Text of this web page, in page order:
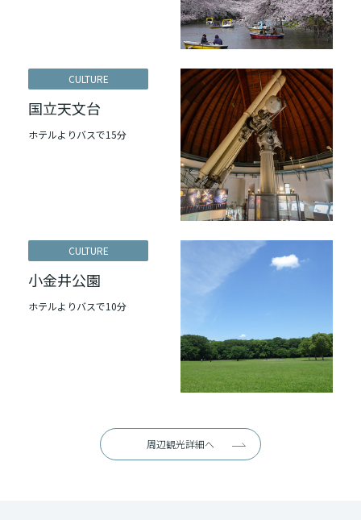
CULTURE
国立天文台
ホテルよりバスで15分
CULTURE
小金井公園
ホテルよりバスで10分
周辺観光詳細へ